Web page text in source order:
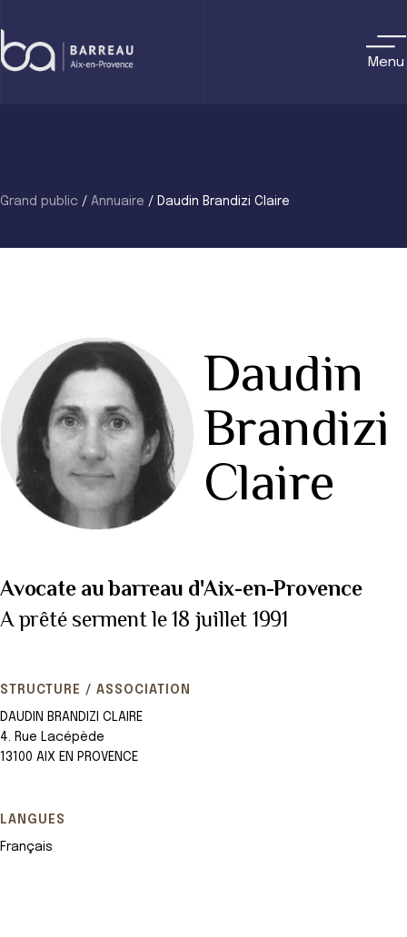
to
content
Menu
Grand public / Annuaire / Daudin Brandizi Claire
Daudin
Brandizi
Claire
Avocate au barreau d'Aix-en-Provence
A prêté serment le 18 juillet 1991
STRUCTURE / ASSOCIATION
DAUDIN BRANDIZI CLAIRE
4. Rue Lacépède
13100 AIX EN PROVENCE
LANGUES
Français